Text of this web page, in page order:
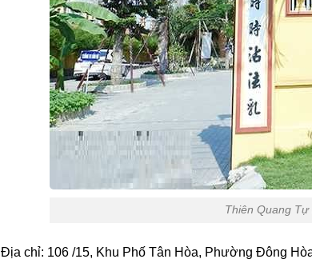
Thiên Quang
Địa chỉ: 106 /15, Khu Phố Tân Hòa, Phường Đông